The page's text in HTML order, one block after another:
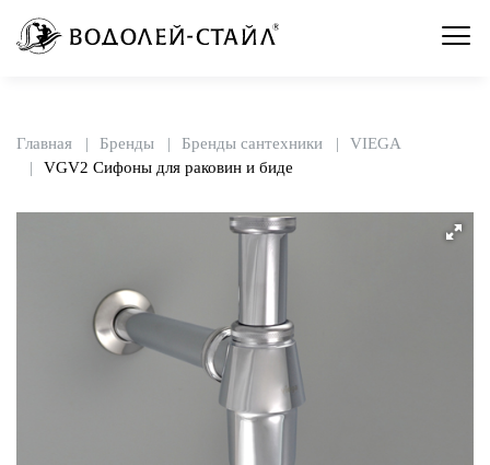
Главная Бренды Бренды сантехники
VIEGA
VGV2 Сифоны для раковин и биде